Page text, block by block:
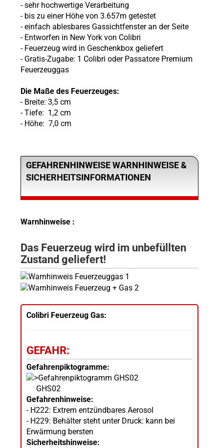
- sehr hochwertige Verarbeitung
- bis zu einer Höhe von 3.657m getestet
- einfach ablesbares Gassichtfenster an der Seite
- Entworfen in New York von Colibri
- Feuerzeug wird in Geschenkbox geliefert
- Gratis-Zugabe: 1 Colibri oder Passatore Premium
Feuerzeuggas
Die Maße des Feuerzeuges:
- Breite: 3,5 cm
- Tiefe: 1,2 cm
- Höhe: 7,0 cm
GEFAHRENHINWEISE WARNHINWEISE &
SICHERHEITSINFORMATIONEN
Warnhinweise :
Das Feuerzeug wird im unbefüllten
Zustand geliefert!
Colibri Feuerzeug Gas:
GEFAHR:
Gefahrenpiktogramme:
GHS02
Gefahrenhinweise:
- H222: Extrem entzündbares Aerosol
- H229: Behälter steht unter Druck: kann bei
Erwärmung bersten
Sicherheitshinweise: